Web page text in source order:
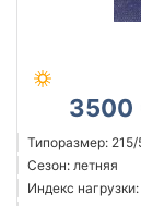
3500
Типоразмер: 215/
Сезон: летняя
Индекс